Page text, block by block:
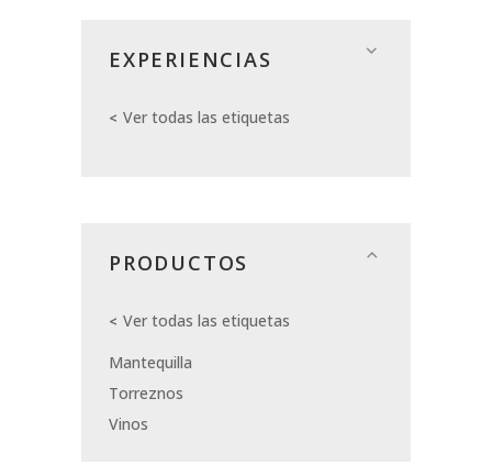
EXPERIENCIAS
Ver todas las etiquetas
PRODUCTOS
Ver todas las etiquetas
Mantequilla
Torreznos
Vinos